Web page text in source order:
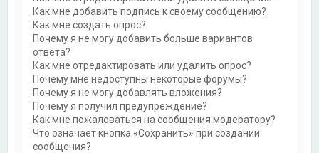
Как мне добавить подпись к своему сообщению?
Как мне создать опрос?
Почему я не могу добавить больше вариантов
ответа?
Как мне отредактировать или удалить опрос?
Почему мне недоступны некоторые форумы?
Почему я не могу добавлять вложения?
Почему я получил предупреждение?
Как мне пожаловаться на сообщения модератору?
Что означает кнопка «Сохранить» при создании
сообщения?